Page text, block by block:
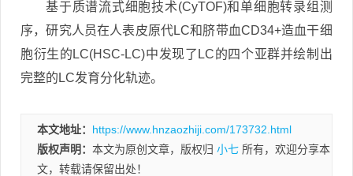
基于质谱流式细胞技术(CyTOF)和单细胞转录组测
序，研究人员在人表皮原代LC和脐带血CD34+造血干细
胞衍生的LC(HSC-LC)中发现了LC的四个亚群并绘制出
完整的LC发育分化轨迹。
本文地址： https://www.hnzaozhiji.com/173732.html
版权声明： 本文为原创文章，版权归 小七 所有，欢迎分享本
文，转载请保留出处！